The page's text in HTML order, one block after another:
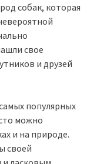
собак, которая
свое
и друзей
популярных
можно
и на природе.
своей